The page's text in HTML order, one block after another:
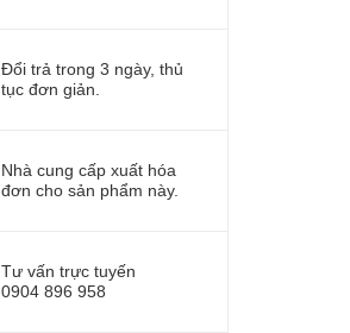
Đổi trả trong 3 ngày, thủ
tục đơn giản.
Nhà cung cấp xuất hóa
đơn cho sản phẩm này.
Tư vấn trực tuyến
0904 896 958